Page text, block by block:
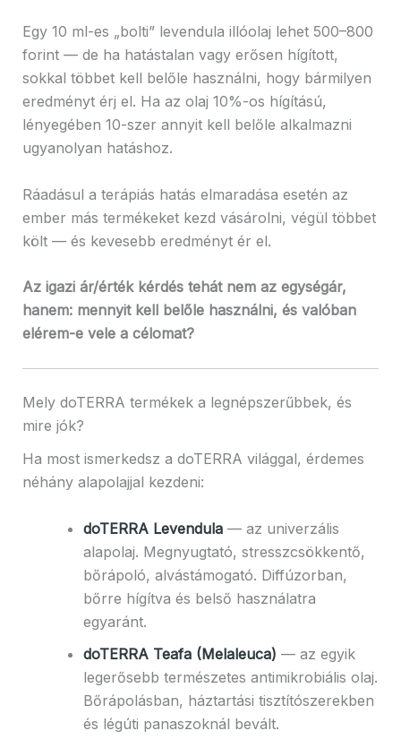
Egy 10 ml-es „bolti” levendula illóolaj lehet 500–800
forint — de ha hatástalan vagy erősen hígított,
sokkal többet kell belőle használni, hogy bármilyen
eredményt érj el. Ha az olaj 10%-os hígítású,
lényegében 10-szer annyit kell belőle alkalmazni
ugyanolyan hatáshoz.
Ráadásul a terápiás hatás elmaradása esetén az
ember más termékeket kezd vásárolni, végül többet
költ — és kevesebb eredményt ér el.
Az igazi ár/érték kérdés tehát nem az egységár,
hanem: mennyit kell belőle használni, és valóban
elérem-e vele a célomat?
Mely doTERRA termékek a legnépszerűbbek, és
mire jók?
Ha most ismerkedsz a doTERRA világgal, érdemes
néhány alapolajjal kezdeni:
doTERRA Levendula— az univerzális
alapolaj. Megnyugtató, stresszcsökkentő,
bőrápoló, alvástámogató. Diffúzorban,
bőrre hígítva és belső használatra
egyaránt.
doTERRA Teafa (Melaleuca) — az egyik
legerősebb természetes antimikrobiális olaj.
Bőrápolásban, háztartási tisztítószerekben
és légúti panaszoknál bevált.